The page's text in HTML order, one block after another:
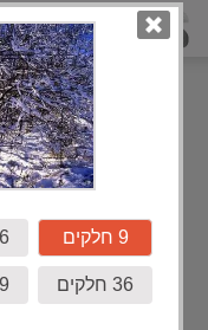
9 חלקים 16
36 חלקים 49